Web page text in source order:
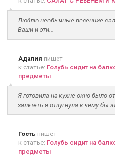
Люблю необычные весенние
Ваши и эти...
Адалия пишет
к статье: Голубь сидит на
предметы
Я готовила на кухне окно было
залететь я отпугнула к чему бы
Гость пишет
к статье: Голубь сидит на
предметы